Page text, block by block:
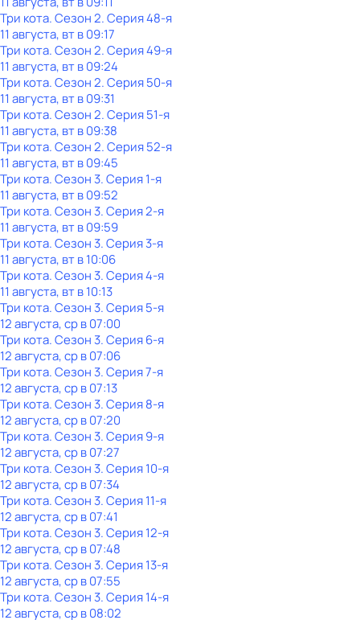
Три кота. Сезон 2. Серия 48-я
11 августа, вт в 09:17
Три кота. Сезон 2. Серия 49-я
11 августа, вт в 09:24
Три кота. Сезон 2. Серия 50-я
11 августа, вт в 09:31
Три кота. Сезон 2. Серия 51-я
11 августа, вт в 09:38
Три кота. Сезон 2. Серия 52-я
11 августа, вт в 09:45
Три кота. Сезон 3. Серия 1-я
11 августа, вт в 09:52
Три кота. Сезон 3. Серия 2-я
11 августа, вт в 09:59
Три кота. Сезон 3. Серия 3-я
11 августа, вт в 10:06
Три кота. Сезон 3. Серия 4-я
11 августа, вт в 10:13
Три кота. Сезон 3. Серия 5-я
12 августа, ср в 07:00
Три кота. Сезон 3. Серия 6-я
12 августа, ср в 07:06
Три кота. Сезон 3. Серия 7-я
12 августа, ср в 07:13
Три кота. Сезон 3. Серия 8-я
12 августа, ср в 07:20
Три кота. Сезон 3. Серия 9-я
12 августа, ср в 07:27
Три кота. Сезон 3. Серия 10-я
12 августа, ср в 07:34
Три кота. Сезон 3. Серия 11-я
12 августа, ср в 07:41
Три кота. Сезон 3. Серия 12-я
12 августа, ср в 07:48
Три кота. Сезон 3. Серия 13-я
12 августа, ср в 07:55
Три кота. Сезон 3. Серия 14-я
12 августа, ср в 08:02